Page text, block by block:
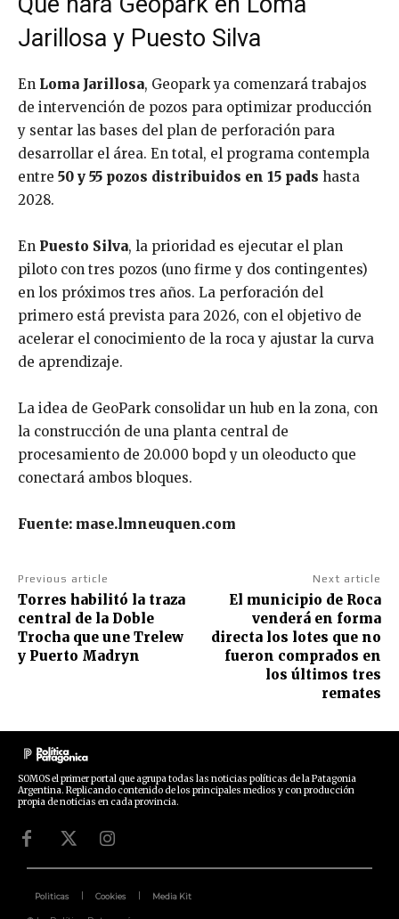
Jarillosa y Puesto Silva
En Loma Jarillosa, Geopark ya comenzará trabajos
de intervención de pozos para optimizar producción
y sentar las bases del plan de perforación para
desarrollar el área. En total, el programa contempla
entre 50 y 55 pozos distribuidos en 15 pads hasta
2028.
En Puesto Silva, la prioridad es ejecutar el plan
piloto con tres pozos (uno firme y dos contingentes)
en los próximos tres años. La perforación del
primero está prevista para 2026, con el objetivo de
acelerar el conocimiento de la roca y ajustar la curva
de aprendizaje.
La idea de GeoPark consolidar un hub en la zona, con
la construcción de una planta central de
procesamiento de 20.000 bopd y un oleoducto que
conectará ambos bloques.
Fuente: mase.lmneuquen.com
Previous article
Torres habilitó la traza
central de la Doble
Trocha que une Trelew
y Puerto Madryn
Next article
El municipio de Roca
venderá en forma
directa los lotes que no
fueron comprados en
los últimos tres
remates
SOMOS el primer portal que agrupa todas las noticias políticas de la Patagonia
Argentina. Replicando contenido de los principales medios y con producción
propia de noticias en cada provincia.
Politicas Cookies Media Kit